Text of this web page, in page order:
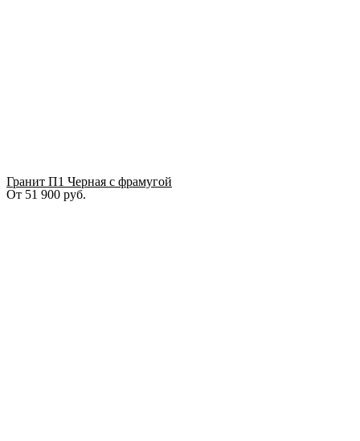
Гранит П1 Черная с фрамугой
От 51 900 руб.